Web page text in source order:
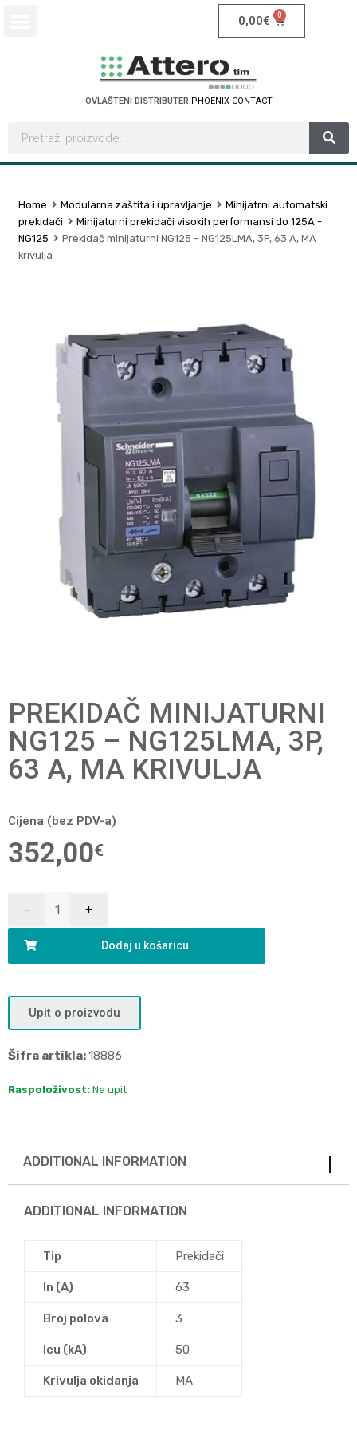
0,00€ 0
OVLAŠTENI DISTRIBUTER PHOENIX CONTACT
Home Modularna zaštita i upravljanje
Minijatrni automatski
prekidači
Minijaturni prekidači visokih performansi do 125A -
NG125
Prekidač minijaturni NG125 – NG125LMA, 3P, 63 A, MA
krivulja
PREKIDAČ MINIJATURNI
NG125 – NG125LMA, 3P,
63 A, MA KRIVULJA
Cijena (bez PDV-a)
352,00€
Dodaj u košaricu
Upit o proizvodu
Šifra artikla:18886
Raspoloživost: Na upit
ADDITIONAL INFORMATION
ADDITIONAL INFORMATION
Tip Prekidači
In (A) 63
Broj polova 3
Icu (kA) 50
Krivulja okidanja MA